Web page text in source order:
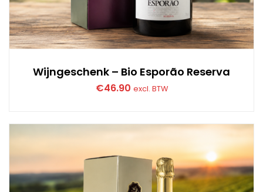
Wijngeschenk – Bio Esporão Reserva
€46.90 excl. BTW